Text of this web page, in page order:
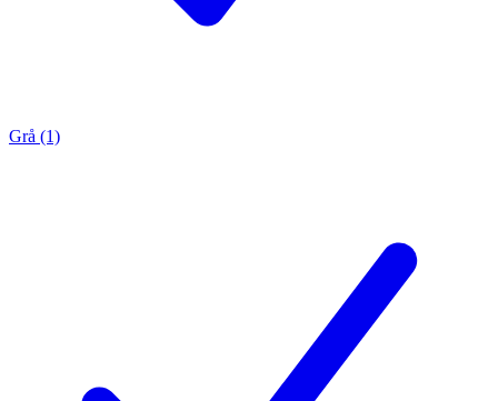
Grå (1)